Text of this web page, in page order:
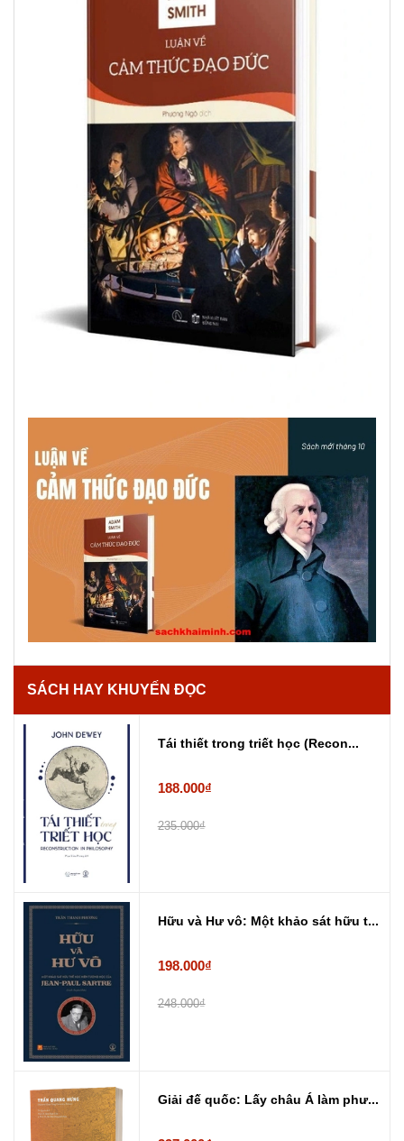
SÁCH HAY KHUYẾN ĐỌC
Tái thiết trong triết học (Recon...
188.000₫
235.000₫
Hữu và Hư vô: Một khảo sát hữu t...
198.000₫
248.000₫
Giải đế quốc: Lấy châu Á làm phư...